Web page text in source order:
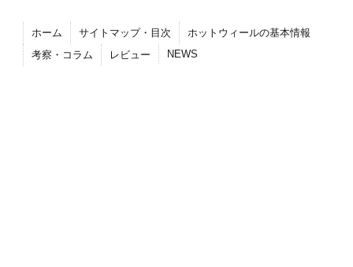
ホーム サイトマップ・目次
ホットウィールの基本情報
考察・コラム
レビュー NEWS